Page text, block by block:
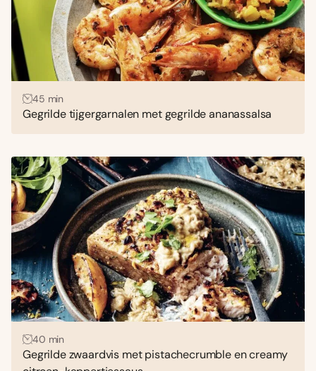
45 min
Gegrilde tijgergarnalen met gegrilde ananassalsa
40 min
Gegrilde zwaardvis met pistachecrumble en creamy